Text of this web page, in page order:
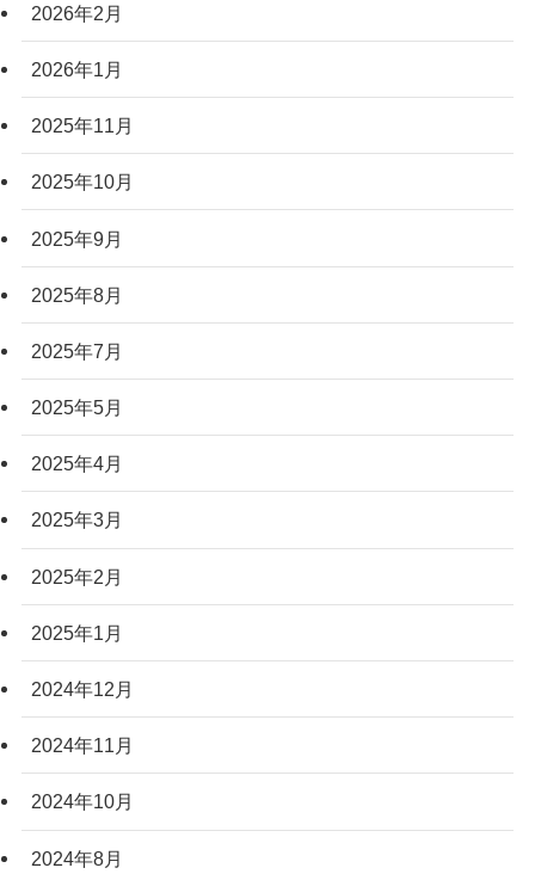
2026年2月
2026年1月
2025年11月
2025年10月
2025年9月
2025年8月
2025年7月
2025年5月
2025年4月
2025年3月
2025年2月
2025年1月
2024年12月
2024年11月
2024年10月
2024年8月